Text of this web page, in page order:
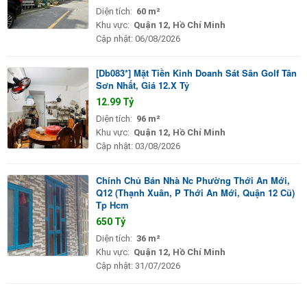
Diện tích: 60 m²
Khu vực: Quận 12, Hồ Chí Minh
Cập nhật: 06/08/2026
[Db083*] Mặt Tiền Kinh Doanh Sát Sân Golf Tân
Sơn Nhất, Giá 12.X Tỷ
12.99 Tỷ
Diện tích: 96 m²
Khu vực: Quận 12, Hồ Chí Minh
Cập nhật: 03/08/2026
Chính Chủ Bán Nhà Nc Phường Thới An Mới,
Q12 (Thạnh Xuân, P Thới An Mới, Quận 12 Cũ)
Tp Hcm
650 Tỷ
Diện tích: 36 m²
Khu vực: Quận 12, Hồ Chí Minh
Cập nhật: 31/07/2026